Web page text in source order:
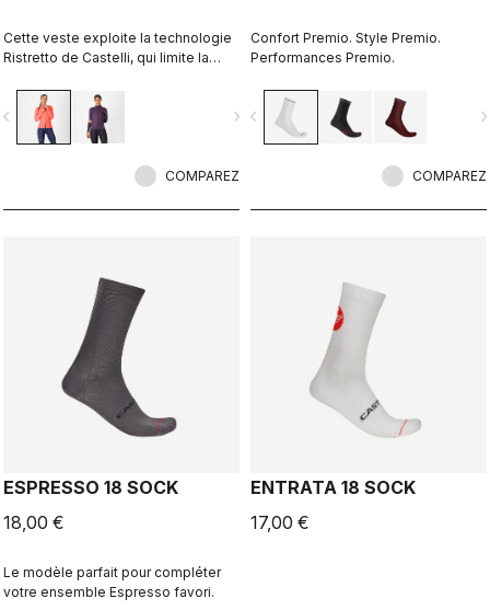
Cette veste exploite la technologie
Ristretto de Castelli, qui limite la
laissant passer juste ce qu’il faut
pour rester bien au sec à l’intérieur.
C’est la veste idéale pour être au
rester plus longtemps et plus
navigate_next
COMPAREZ
Confort Premio. Style Premio.
Performances Premio.
navigate_before
COMPAREZ
ESPRESSO 18 SOCK
18,00 €
Le modèle parfait pour compléter
votre ensemble Espresso favori.
ENTRATA 18 SOCK
17,00 €